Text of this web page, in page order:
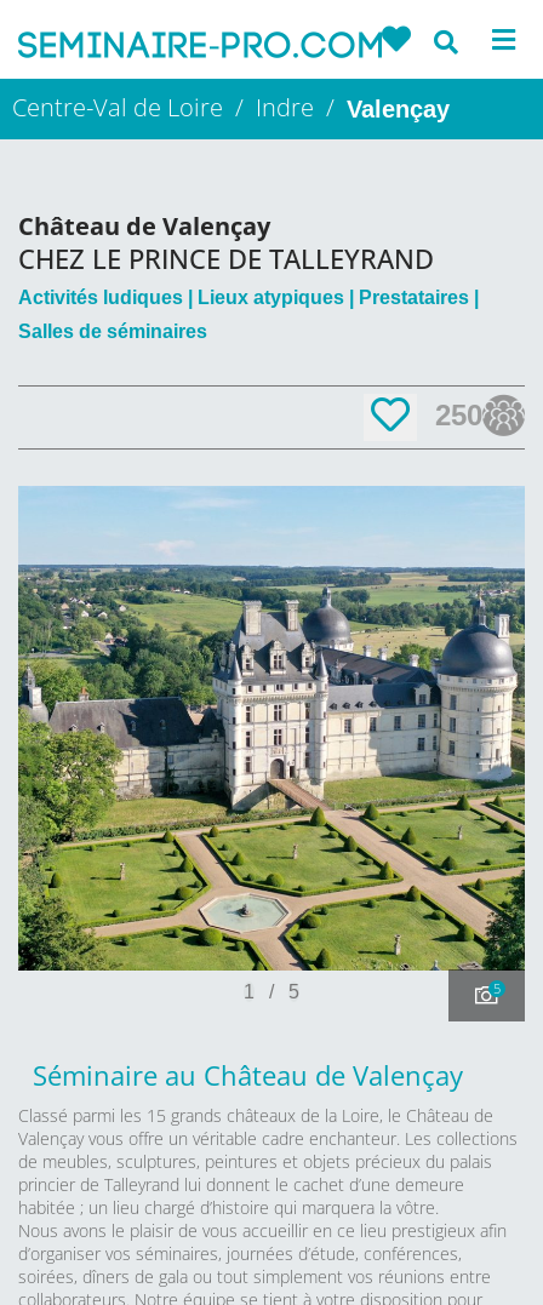
Centre-Val de Loire / Indre / Valençay
Château de Valençay
CHEZ LE PRINCE DE TALLEYRAND
Activités ludiques Lieux atypiques
Prestataires
Salles de séminaires
250
1 / 5 5
Séminaire au Château de Valençay
Classé parmi les 15 grands châteaux de la Loire, le Château de
Valençay vous offre un véritable cadre enchanteur. Les collections
de meubles, sculptures, peintures et objets précieux du palais
princier de Talleyrand lui donnent le cachet d’une demeure
habitée ; un lieu chargé d’histoire qui marquera la vôtre.
Nous avons le plaisir de vous accueillir en ce lieu prestigieux afin
d’organiser vos séminaires, journées d’étude, conférences,
soirées, dîners de gala ou tout simplement vos réunions entre
collaborateurs. Notre équipe se tient à votre disposition pour